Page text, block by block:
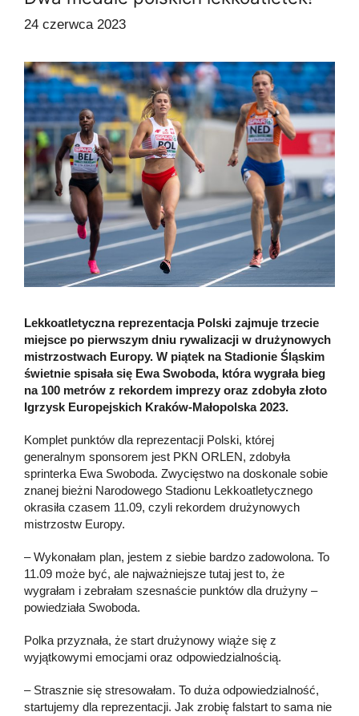
24 czerwca 2023
Lekkoatletyczna reprezentacja Polski zajmuje trzecie
miejsce po pierwszym dniu rywalizacji w drużynowych
mistrzostwach Europy. W piątek na Stadionie Śląskim
świetnie spisała się Ewa Swoboda, która wygrała bieg
na 100 metrów z rekordem imprezy oraz zdobyła złoto
Igrzysk Europejskich Kraków-Małopolska 2023.
Komplet punktów dla reprezentacji Polski, której
generalnym sponsorem jest PKN ORLEN, zdobyła
sprinterka Ewa Swoboda. Zwycięstwo na doskonale sobie
znanej bieżni Narodowego Stadionu Lekkoatletycznego
okrasiła czasem 11.09, czyli rekordem drużynowych
mistrzostw Europy.
– Wykonałam plan, jestem z siebie bardzo zadowolona. To
11.09 może być, ale najważniejsze tutaj jest to, że
wygrałam i zebrałam szesnaście punktów dla drużyny –
powiedziała Swoboda.
Polka przyznała, że start drużynowy wiąże się z
wyjątkowymi emocjami oraz odpowiedzialnością.
– Strasznie się stresowałam. To duża odpowiedzialność,
startujemy dla reprezentacji. Jak zrobię falstart to sama nie